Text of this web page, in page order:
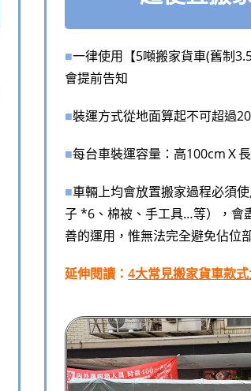
■一律使用【5噸搬家貨車(舊制
會提前告知
■裝運方式從地面算起不可超過
■每台車裝運容量：高100cmＸ
■車輛上均會放置搬家過程必須
子 *6、棉被、手工具…等），會
善的運用，惟無法完全避免佔位
延伸閱讀： 4大常見搬家貨車款